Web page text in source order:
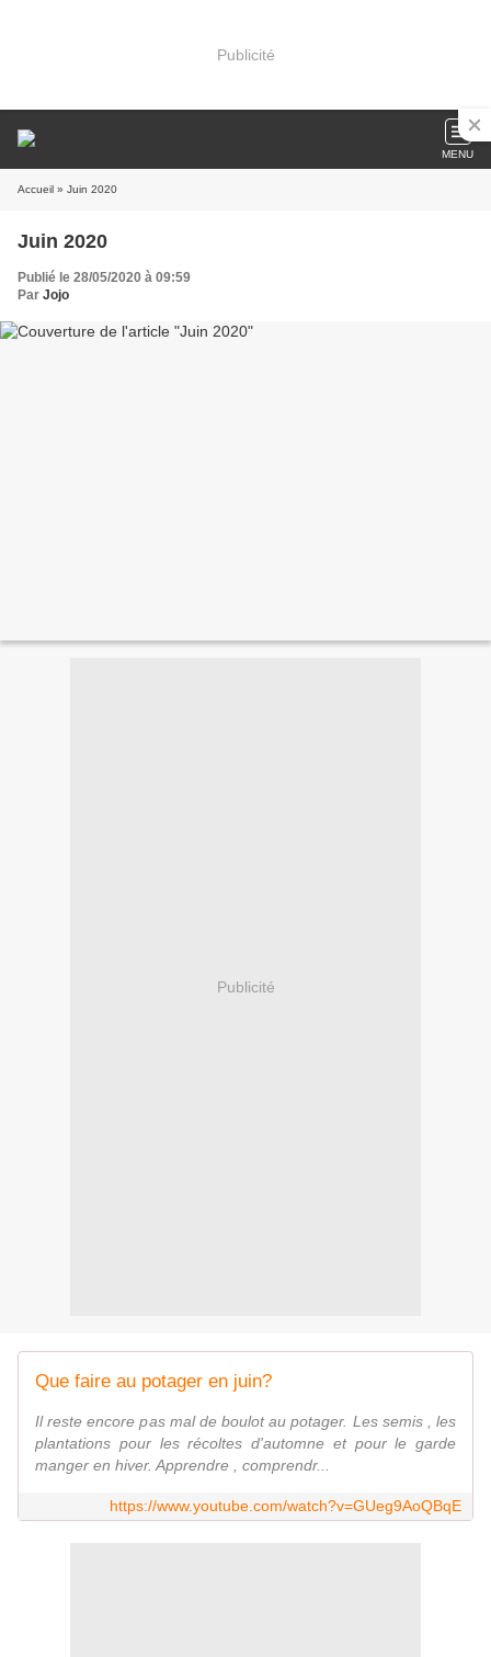
Publicité
MENU
Accueil » Juin 2020
Juin 2020
Publié le 28/05/2020 à 09:59
Par Jojo
Publicité
Que faire au potager en juin?
Il reste encore pas mal de boulot au potager. Les semis , les
plantations pour les récoltes d'automne et pour le garde
manger en hiver. Apprendre , comprendr...
https://www.youtube.com/watch?v=GUeg9AoQBqE